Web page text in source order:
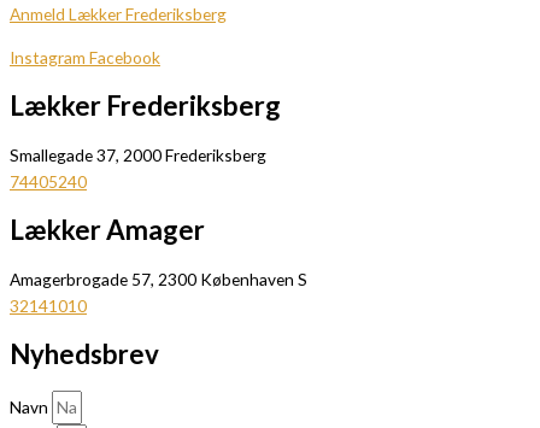
Anmeld Lækker Frederiksberg
Instagram Facebook
Lækker Frederiksberg
Smallegade 37, 2000 Frederiksberg
74405240
Lækker Amager
Amagerbrogade 57, 2300 Københaven S
32141010
Nyhedsbrev
Navn